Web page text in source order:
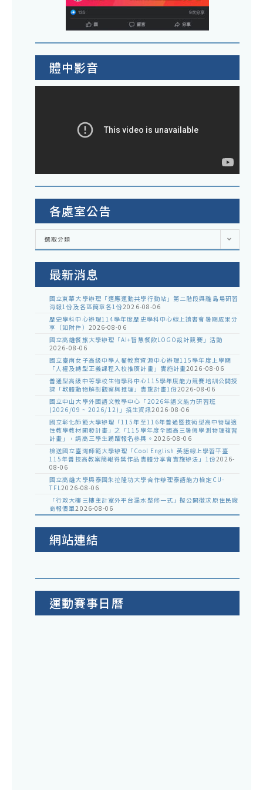
體中影音
各處室公告
各
室
告
選取分類
最新消息
國立東華大學辦理「適應運動共學行動站」第二階段與離島場研習
海報1份及各區簡章各1份2026-08-06
歷史學科中心辦理114學年度歷史學科中心線上讀書會暑期成果分
享（如附件） 2026-08-06
國立高雄餐旅大學辦理「AI+智慧餐飲LOGO設計競賽」活動
2026-08-06
國立臺南女子高級中學人權教育資源中心辦理115學年度上學期
「人權及轉型正義課程入校推廣計畫」實施計畫2026-08-06
普通型高級中等學校生物學科中心115學年度能力競賽培訓公開授
課「軟體動物解剖觀察與推理」實施計畫1份2026-08-06
國立中山大學外國語文教學中心「2026年語文能力研習班
(2026/09 ~ 2026/12)」招生資訊2026-08-06
國立彰化師範大學辦理「115年至116年普通暨技術型高中物理適
性教學教材開發計畫」之「115學年度全國高三暑假學測物理複習
計畫」，請高三學生踴躍報名參與。 2026-08-06
檢送國立臺灣師範大學辦理「Cool English 英語線上學習平臺
115年普技高教案簡報得獎作品實體分享會實施辦法」1份2026-
08-06
國立高雄大學與泰國朱拉隆功大學合作辦理泰語能力檢定CU-
TFL2026-08-06
「行政大樓三樓主計室外平台漏水整修一式」擬公開徵求原住民廠
商報價單2026-08-06
網站連結
運動賽事日曆